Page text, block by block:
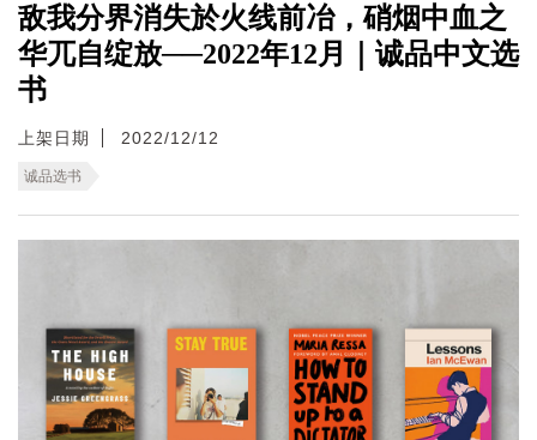
敌我分界消失於火线前冶，硝烟中血之
华兀自绽放──2022年12月｜诚品中文选
书
上架日期 2022/12/12
诚品选书